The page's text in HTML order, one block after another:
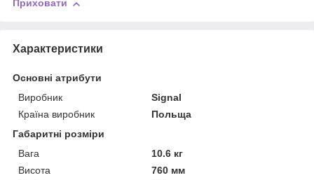
Приховати
Характеристики
Основні атрибути
Виробник
Signal
Країна виробник
Польща
Габаритні розміри
Вага
10.6 кг
Висота
760 мм